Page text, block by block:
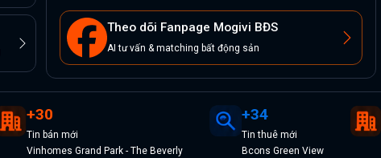
Theo dõi Fanpage Mogivi BĐS
AI tư vấn & matching bất động sản
+30
Tin bán mới
Vinhomes Grand Park - The Beverly
+34
Tinthuêmới
Bcons Green View